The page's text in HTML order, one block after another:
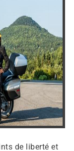
de liberté et